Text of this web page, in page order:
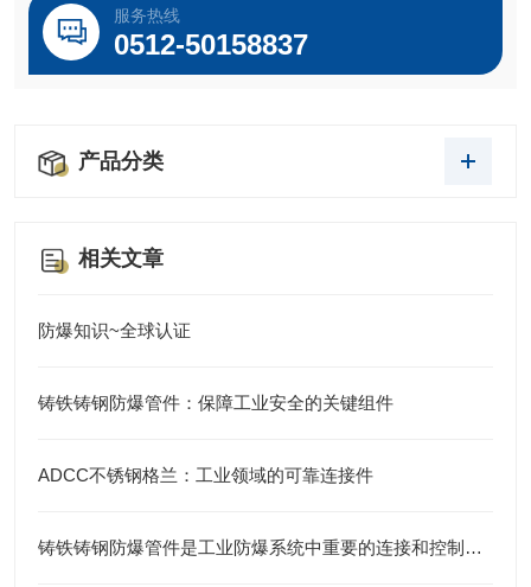
服务热线
0512-50158837
产品分类
相关文章
防爆知识~全球认证
铸铁铸钢防爆管件：保障工业安全的关键组件
ADCC不锈钢格兰：工业领域的可靠连接件
铸铁铸钢防爆管件是工业防爆系统中重要的连接和控制元件